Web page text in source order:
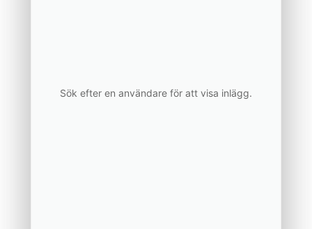
Sök efter en användare för att visa inlägg.